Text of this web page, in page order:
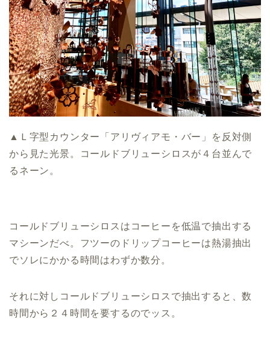
▲Ｌ字型カウンター「アリヴィアモ・バー」を反対側
から見た光景。コールドブリューシロスが４台並んで
るネーン。
コールドブリューシロスはコーヒーを低温で抽出する
マシーンだべ。フツーのドリップコーヒーは熱湯抽出
でソレにかかる時間はわずか数分。
それに対しコールドブリューシロスで抽出すると、数
時間から２４時間を要するのでッス。